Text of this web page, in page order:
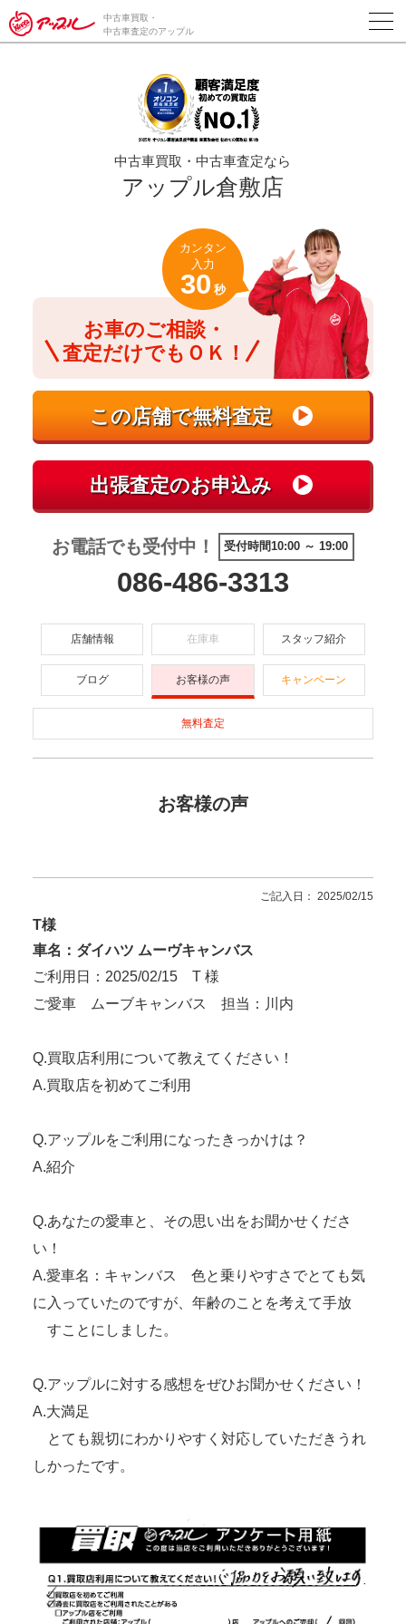
/*ABテスト_新規査定フォームの為のCVボタン*/
中古車買取・
中古車査定のアップル
中古車買取・中古車査定なら
アップル倉敷店
お車のご相談・
査定だけでもＯＫ！
カンタン
入力
30 秒
お電話でも受付中！ 受付時間10:00 ～ 19:00
086-486-3313
店舗情報 在庫車 スタッフ紹介
ブログ お客様の声 キャンペーン
無料査定
お客様の声
ご記入日： 2025/02/15
T様
車名：ダイハツ ムーヴキャンバス
ご利用日：2025/02/15 T 様
ご愛車 ムーブキャンバス 担当：川内
Q.買取店利用について教えてください！
A.買取店を初めてご利用
Q.アップルをご利用になったきっかけは？
A.紹介
Q.あなたの愛車と、その思い出をお聞かせくださ
い！
A.愛車名：キャンバス 色と乗りやすさでとても気
に入っていたのですが、年齢のことを考えて手放
すことにしました。
Q.アップルに対する感想をぜひお聞かせください！
A.大満足
とても親切にわかりやすく対応していただきうれ
しかったです。